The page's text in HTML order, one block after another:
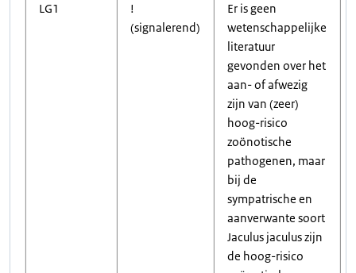
LG1
!
(signalerend)
Er is geen
wetenschappelijke
literatuur
gevonden over het
aan- of afwezig
zijn van (zeer)
hoog-risico
zoönotische
pathogenen, maar
bij de
sympatrische en
aanverwante soort
Jaculus jaculus zijn
de hoog-risico